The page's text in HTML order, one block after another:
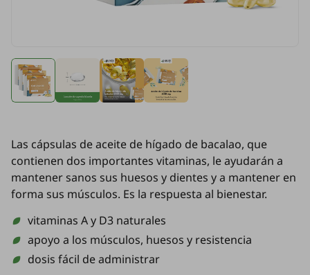
Las cápsulas de aceite de hígado de bacalao, que
contienen dos importantes vitaminas, le ayudarán a
mantener sanos sus huesos y dientes y a mantener en
forma sus músculos. Es la respuesta al bienestar.
vitaminas A y D3 naturales
apoyo a los músculos, huesos y resistencia
dosis fácil de administrar